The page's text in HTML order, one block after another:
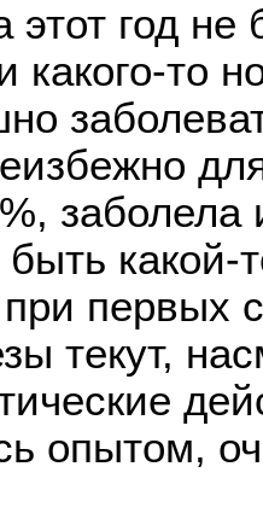
этот год не
какого-то
первых
текут,
опытом,